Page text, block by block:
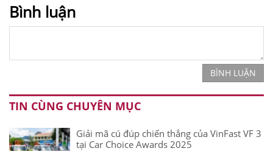
Bình luận
BÌNH LUẬN
TIN CÙNG CHUYÊN MỤC
Giải mã cú đúp chiến thắng của VinFast VF 3
tại Car Choice Awards 2025